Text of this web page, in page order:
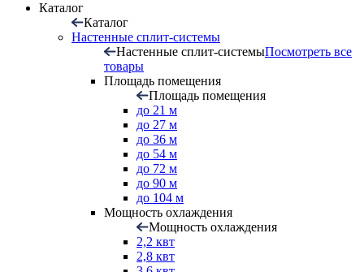
Каталог
Каталог
Настенные сплит-системы
Настенные сплит-системыПосмотреть все
товары
Площадь помещения
Площадь помещения
до 21 м
до 27 м
до 36 м
до 54 м
до 72 м
до 90 м
до 104 м
Мощность охлаждения
Мощность охлаждения
2,2 квт
2,8 квт